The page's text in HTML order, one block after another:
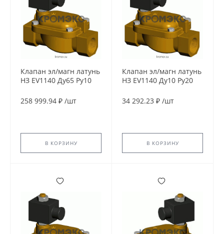
Клапан эл/магн латунь
НЗ EV1140 Ду65 Ру10
Tecofi EV1140-0065-
258 999.94 ₽ /шт
В КОРЗИНУ
Клапан эл/магн латунь
НЗ EV1140 Ду10 Ру20
Tecofi EV1140-0010-
34 292.23 ₽ /шт
В КОРЗИНУ